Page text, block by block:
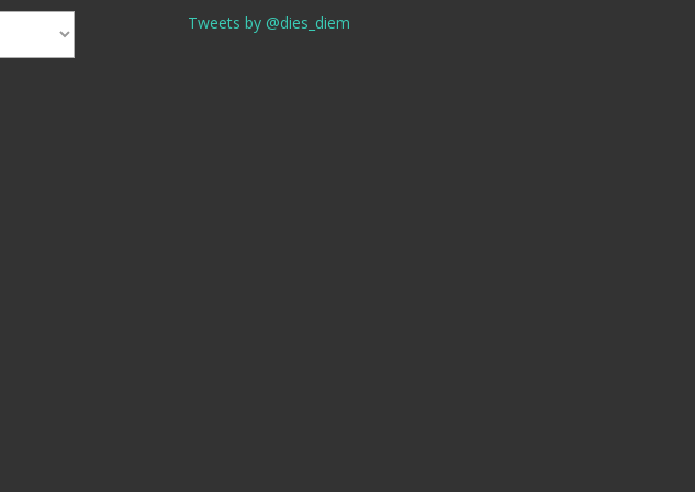
Tweets by @dies_diem